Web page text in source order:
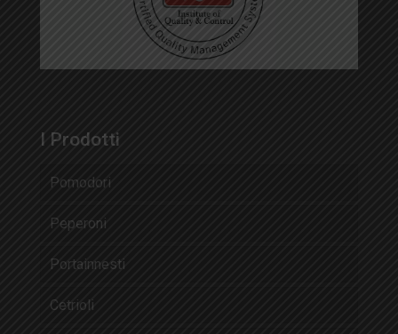
I Prodotti
Pomodori
Peperoni
Portainnesti
Cetrioli